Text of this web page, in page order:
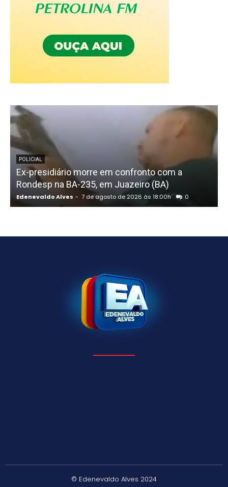
POLICIAL
Ex-presidiário morre em confronto com a
Rondesp na BA-235, em Juazeiro (BA)
Edenevaldo Alves - 7 de agosto de 2026 às 18:00h 0
© Edenevaldo Alves 2024